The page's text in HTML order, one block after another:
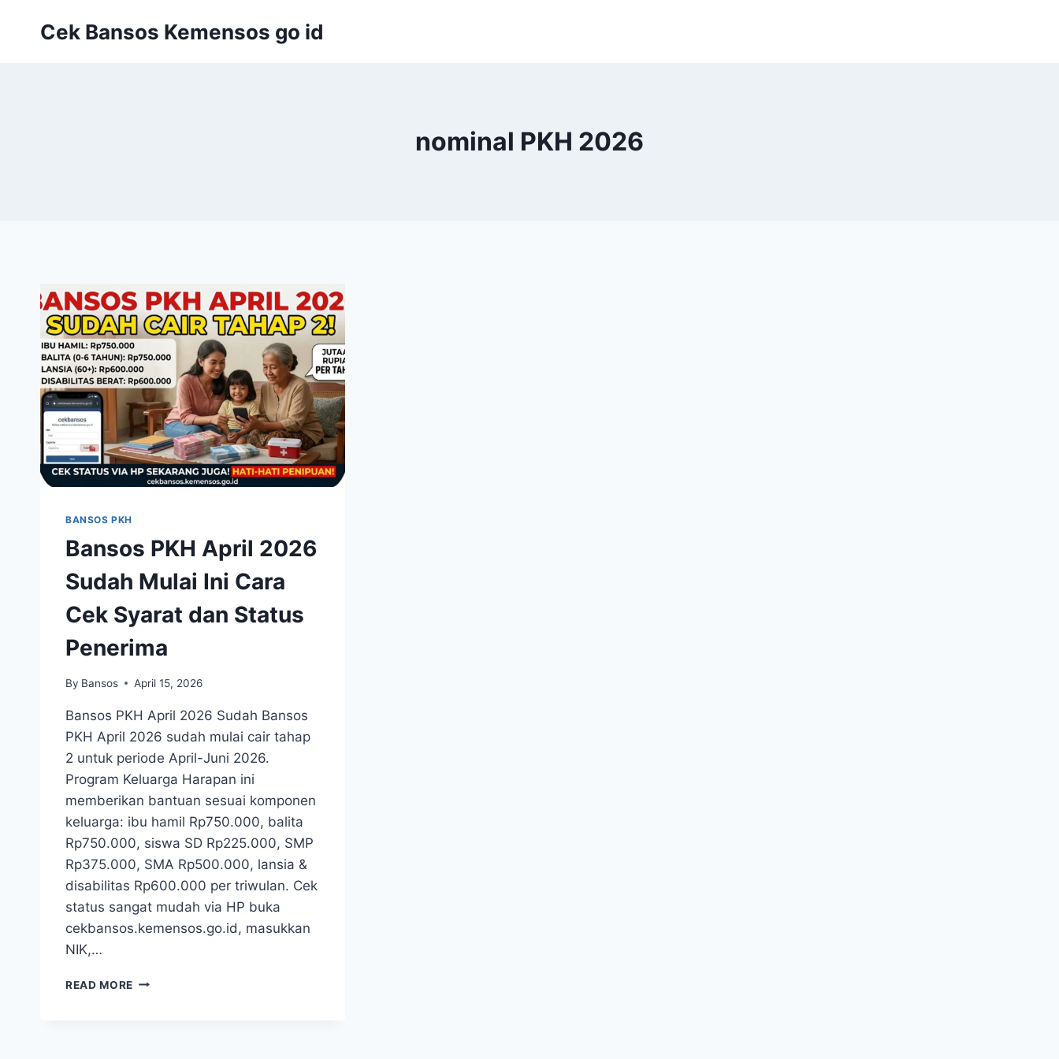
Cek Bansos Kemensos go id
nominal PKH 2026
BANSOS PKH
Bansos PKH April 2026
Sudah Mulai Ini Cara
Cek Syarat dan Status
Penerima
By Bansos April 15, 2026
Bansos PKH April 2026 Sudah Bansos
PKH April 2026 sudah mulai cair tahap
2 untuk periode April-Juni 2026.
Program Keluarga Harapan ini
memberikan bantuan sesuai komponen
keluarga: ibu hamil Rp750.000, balita
Rp750.000, siswa SD Rp225.000, SMP
Rp375.000, SMA Rp500.000, lansia &
disabilitas Rp600.000 per triwulan. Cek
status sangat mudah via HP buka
cekbansos.kemensos.go.id, masukkan
NIK,…
READ MORE BANSOS